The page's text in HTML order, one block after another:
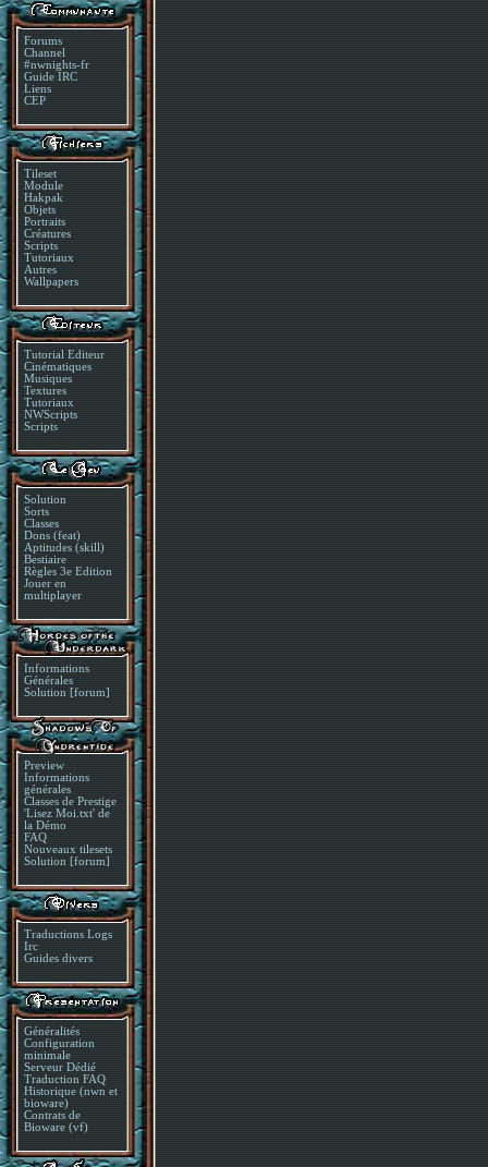
Forums
Channel
#nwnights-fr
Guide IRC
Liens
CEP
Tileset
Module
Hakpak
Objets
Portraits
Créatures
Scripts
Tutoriaux
Autres
Wallpapers
Tutorial Editeur
Cinématiques
Musiques
Textures
Tutoriaux
NWScripts
Scripts
Solution
Sorts
Classes
Dons (feat)
Aptitudes (skill)
Bestiaire
Règles 3e Edition
Jouer en
multiplayer
Informations
Générales
Solution [forum]
Preview
Informations
générales
Classes de Prestige
'Lisez Moi.txt' de
la Démo
FAQ
Nouveaux tilesets
Solution [forum]
Traductions Logs
Irc
Guides divers
Généralités
Configuration
minimale
Serveur Dédié
Traduction FAQ
Historique (nwn et
bioware)
Contrats de
Bioware (vf)